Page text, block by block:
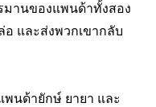
านของแพนด้าทั้งสอง
อ และส่งพวกเขากลับ
พนด้ายักษ์ ยายา และ